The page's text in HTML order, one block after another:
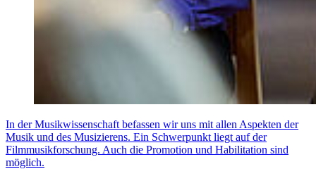
In der Musikwissenschaft befassen wir uns mit allen Aspekten der
Musik und des Musizierens. Ein Schwerpunkt liegt auf der
Filmmusikforschung. Auch die Promotion und Habilitation sind
möglich.